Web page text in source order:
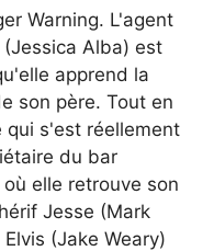
Warning. L'agent
Alba) est
apprend la
son père. Tout en
qui s'est réellement
du bar
elle retrouve son
Jesse (Mark
(Jake Weary)